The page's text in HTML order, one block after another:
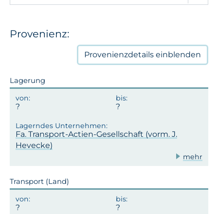
Provenienz:
Provenienzdetails einblenden
Lagerung
Fa. Transport-Actien-Gesellschaft (vorm. J.
Hevecke)
mehr
Transport (Land)